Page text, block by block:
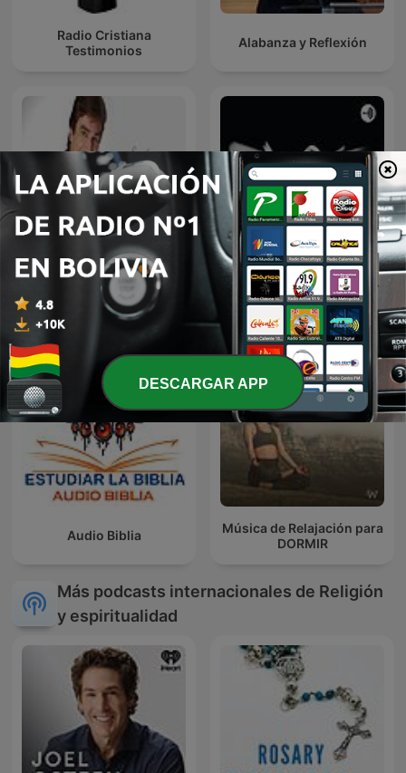
Radio Cristiana
Testimonios
Alabanza y Reflexión
Dante Gebel Espíritu Santo
Audio Biblia
Música de Relajación para
DORMIR
Más podcasts internacionales de Religión
y espiritualidad
DESCARGAR APP